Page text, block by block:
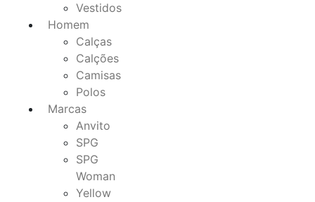
Vestidos
Homem
Calças
Calções
Camisas
Polos
Marcas
Anvito
SPG
SPG
Woman
Yellow